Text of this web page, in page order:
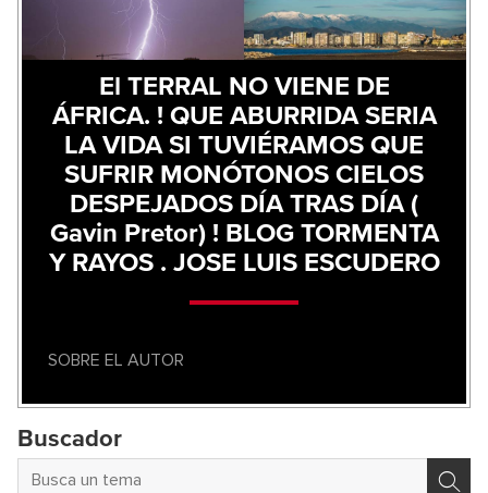
El TERRAL NO VIENE DE
ÁFRICA. ! QUE ABURRIDA SERIA
LA VIDA SI TUVIÉRAMOS QUE
SUFRIR MONÓTONOS CIELOS
DESPEJADOS DÍA TRAS DÍA (
Gavin Pretor) ! BLOG TORMENTA
Y RAYOS . JOSE LUIS ESCUDERO
SOBRE EL AUTOR
Buscador